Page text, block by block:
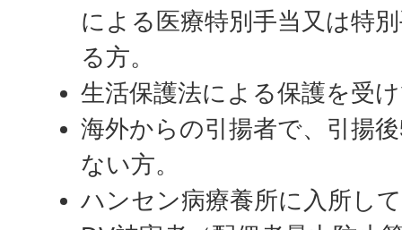
による医療特別手当又は特
る方。
生活保護法による保護を受
海外からの引揚者で、引揚
ない方。
ハンセン病療養所に入所し